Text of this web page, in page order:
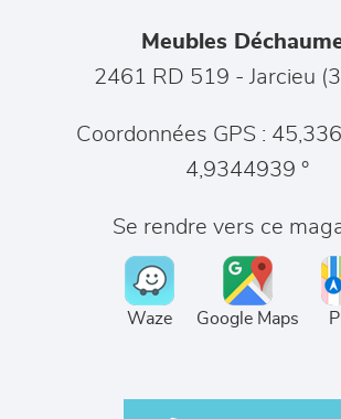
décoration
Meubles
2461 RD 519 -Jarcieu (
Coordonnées GPS :
4,9344939 °
Se rendre vers ce
Waze Google Maps